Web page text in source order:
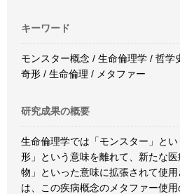
キーワード
モンスター概念 / 生命倫理学 / 哲学
奇形 / 生命倫理 / メタファー
研究成果の概要
生命倫理学では「モンスター」と
形」という意味を離れて、新たな
物」といった意味に拡張されて使
は、この疾病概念のメタファー使